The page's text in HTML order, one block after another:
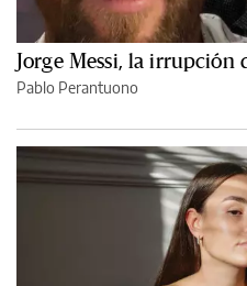
Jorge Messi, la irrupción
Pablo Perantuono